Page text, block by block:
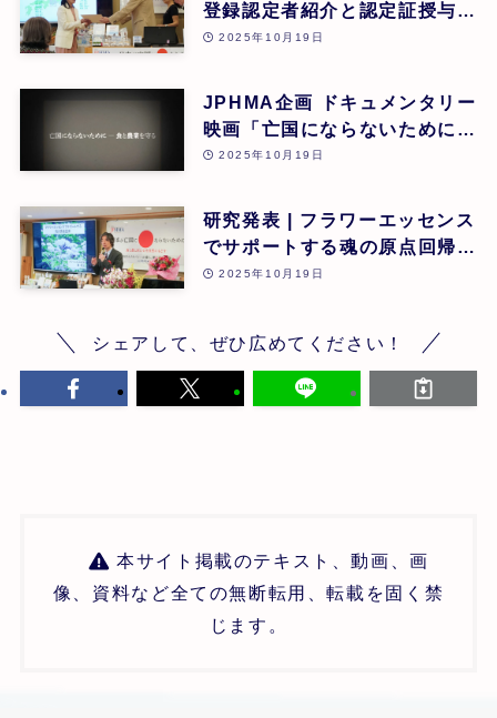
登録認定者紹介と認定証授与式
| 第26回
2025年10月19日
JPHMA企画 ドキュメンタリー
映画「亡国にならないために食
と農業を守る」 | 第26回
2025年10月19日
研究発表 | フラワーエッセンス
でサポートする魂の原点回帰 |
東昭史 | 第26回
2025年10月19日
シェアして、ぜひ広めてください！
本サイト掲載のテキスト、動画、画
像、資料など全ての無断転用、転載を固く禁
じます。